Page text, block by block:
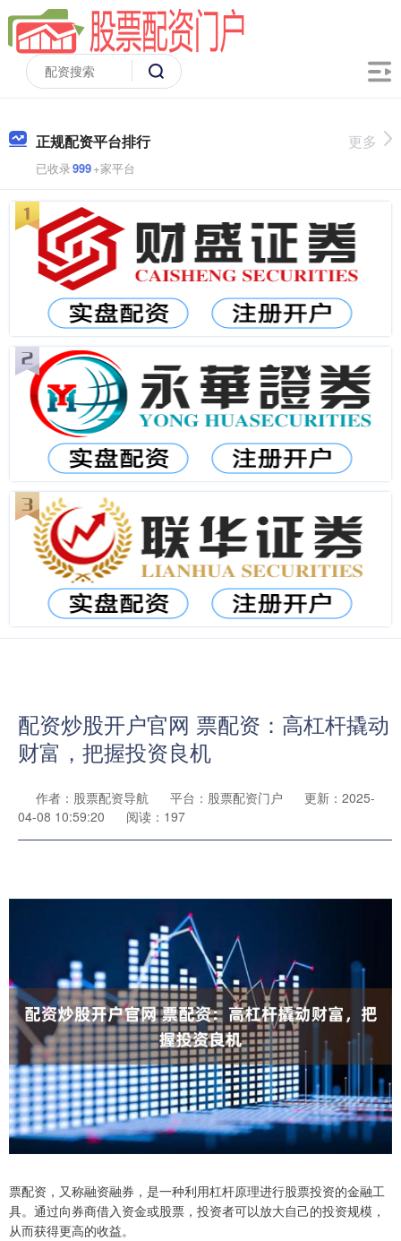
正规配资平台排行
已收录999+家平台
更多
配资炒股开户官网 票配资：高杠杆撬动
财富，把握投资良机
作者：股票配资导航 平台：股票配资门户
更新：2025-
04-08 10:59:20
阅读：197
票配资，又称融资融券，是一种利用杠杆原理进行股票投资的金融工
具。通过向券商借入资金或股票，投资者可以放大自己的投资规模，
从而获得更高的收益。